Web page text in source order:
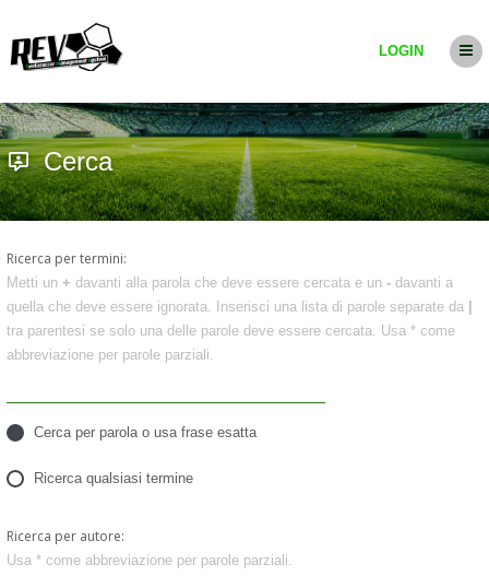
LOGIN
Cerca
Ricerca per termini:
Metti un + davanti alla parola che deve essere cercata e un - davanti a
quella che deve essere ignorata. Inserisci una lista di parole separate da
tra parentesi se solo una delle parole deve essere cercata. Usa * come
abbreviazione per parole parziali.
Cerca per parola o usa frase esatta
Ricerca qualsiasi termine
Ricerca per autore:
Usa * come abbreviazione per parole parziali.